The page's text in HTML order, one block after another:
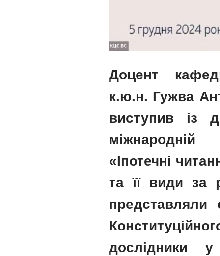
Доцент
к.ю.н. Гужва
виступив із
міжнародній
«Іпотечні
та її види за
представляли
дослідники